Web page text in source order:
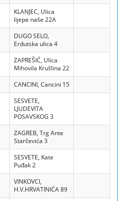
KLANJEC, Ulica
lijepe naše 22A
DUGO SELO,
Erdutska ulica 4
ZAPREŠIĆ, Ulica
Mihovila Krušlina 22
CANCINI, Cancini 15
SESVETE,
LJUDEVITA
POSAVSKOG 3
ZAGREB, Trg Ante
Starčevića 3
SESVETE, Kate
Puđak 2
VINKOVCI,
H.V.HRVATINIĆA 89